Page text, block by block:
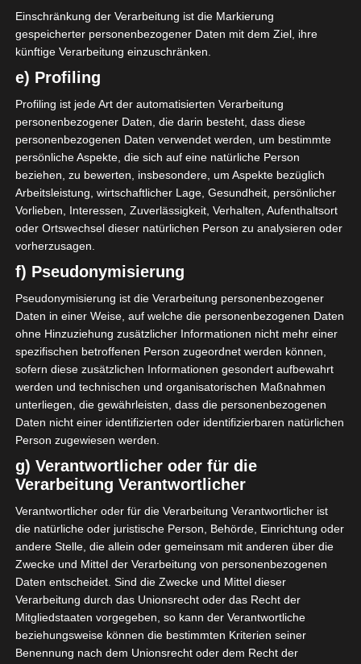
Einschränkung der Verarbeitung ist die Markierung
gespeicherter personenbezogener Daten mit dem Ziel, ihre
künftige Verarbeitung einzuschränken.
e) Profiling
Profiling ist jede Art der automatisierten Verarbeitung
personenbezogener Daten, die darin besteht, dass diese
personenbezogenen Daten verwendet werden, um bestimmte
persönliche Aspekte, die sich auf eine natürliche Person
beziehen, zu bewerten, insbesondere, um Aspekte bezüglich
Arbeitsleistung, wirtschaftlicher Lage, Gesundheit, persönlicher
Vorlieben, Interessen, Zuverlässigkeit, Verhalten, Aufenthaltsort
oder Ortswechsel dieser natürlichen Person zu analysieren oder
vorherzusagen.
f) Pseudonymisierung
Pseudonymisierung ist die Verarbeitung personenbezogener
Daten in einer Weise, auf welche die personenbezogenen Daten
ohne Hinzuziehung zusätzlicher Informationen nicht mehr einer
spezifischen betroffenen Person zugeordnet werden können,
sofern diese zusätzlichen Informationen gesondert aufbewahrt
werden und technischen und organisatorischen Maßnahmen
unterliegen, die gewährleisten, dass die personenbezogenen
Daten nicht einer identifizierten oder identifizierbaren natürlichen
Person zugewiesen werden.
g) Verantwortlicher oder für die
Verarbeitung Verantwortlicher
Verantwortlicher oder für die Verarbeitung Verantwortlicher ist
die natürliche oder juristische Person, Behörde, Einrichtung oder
andere Stelle, die allein oder gemeinsam mit anderen über die
Zwecke und Mittel der Verarbeitung von personenbezogenen
Daten entscheidet. Sind die Zwecke und Mittel dieser
Verarbeitung durch das Unionsrecht oder das Recht der
Mitgliedstaaten vorgegeben, so kann der Verantwortliche
beziehungsweise können die bestimmten Kriterien seiner
Benennung nach dem Unionsrecht oder dem Recht der